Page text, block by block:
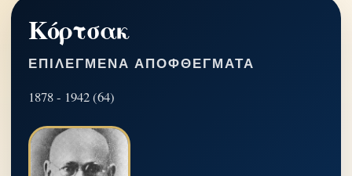
Κόρτσακ
ΕΠΙΛΕΓΜΈΝΑ ΑΠΟΦΘΈΓΜΑΤΑ
1878 - 1942 (64)